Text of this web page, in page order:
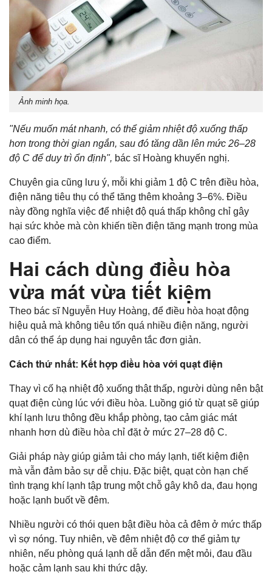
Ảnh minh họa.
"Nếu muốn mát nhanh, có thể giảm nhiệt độ xuống thấp
hơn trong thời gian ngắn, sau đó tăng dần lên mức 26–28
độ C để duy trì ổn định", bác sĩ Hoàng khuyến nghị.
Chuyên gia cũng lưu ý, mỗi khi giảm 1 độ C trên điều hòa,
điện năng tiêu thụ có thể tăng thêm khoảng 3–6%. Điều
này đồng nghĩa việc để nhiệt độ quá thấp không chỉ gây
hại sức khỏe mà còn khiến tiền điện tăng mạnh trong mùa
cao điểm.
Hai cách dùng điều hòa
vừa mát vừa tiết kiệm
Theo bác sĩ Nguyễn Huy Hoàng, để điều hòa hoạt động
hiệu quả mà không tiêu tốn quá nhiều điện năng, người
dân có thể áp dụng hai nguyên tắc đơn giản.
Cách thứ nhất: Kết hợp điều hòa với quạt điện
Thay vì cố hạ nhiệt độ xuống thật thấp, người dùng nên bật
quạt điện cùng lúc với điều hòa. Luồng gió từ quạt sẽ giúp
khí lạnh lưu thông đều khắp phòng, tạo cảm giác mát
nhanh hơn dù điều hòa chỉ đặt ở mức 27–28 độ C.
Giải pháp này giúp giảm tải cho máy lạnh, tiết kiệm điện
mà vẫn đảm bảo sự dễ chịu. Đặc biệt, quạt còn hạn chế
tình trạng khí lạnh tập trung một chỗ gây khô da, đau họng
hoặc lạnh buốt về đêm.
Nhiều người có thói quen bật điều hòa cả đêm ở mức thấp
vì sợ nóng. Tuy nhiên, về đêm nhiệt độ cơ thể giảm tự
nhiên, nếu phòng quá lạnh dễ dẫn đến mệt mỏi, đau đầu
hoặc cảm lạnh sau khi thức dậy.